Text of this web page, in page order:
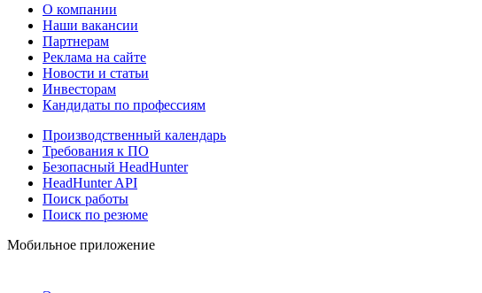
О компании
Наши вакансии
Партнерам
Реклама на сайте
Новости и статьи
Инвесторам
Кандидаты по профессиям
Производственный календарь
Требования к ПО
Безопасный HeadHunter
HeadHunter API
Поиск работы
Поиск по резюме
Мобильное приложение